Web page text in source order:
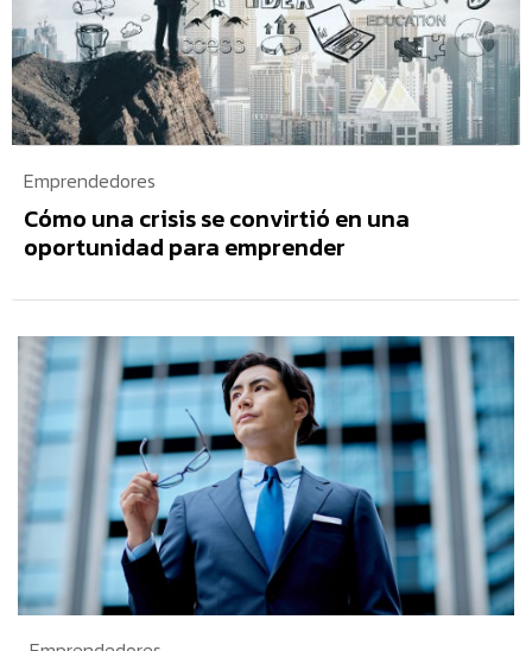
Emprendedores
Cómo una crisis se convirtió en una
oportunidad para emprender